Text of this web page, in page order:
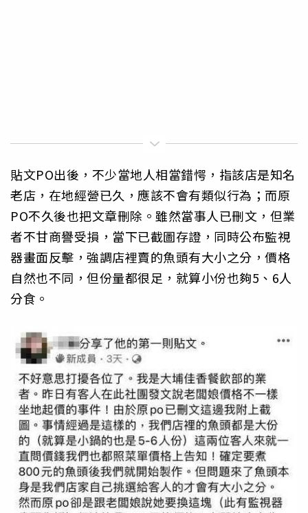
貼文PO出後，不少當地人相當錯愕，指該店是知名
老店，在地經營已久，應該不會有類似行為；而原
PO不久後也把文章刪除。雖然當事人已刪文，但業
者不甘商譽受損，當下已截圖存證，同時公布監視
器畫面反擊，強調店裡賣的魚頭有大小之分，價格
自然也不同，但份量都很足，就算小份也夠5、6人
分食。